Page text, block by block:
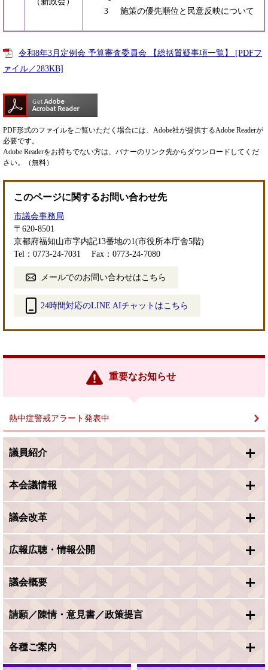
3 施策の優先順位と民意反映について
令和8年3月定例会 予算審査委員会 【総括質疑事項一覧】 [PDFフ
ァイル／283KB]
PDF形式のファイルをご覧いただく場合には、Adobe社が提供するAdobe Readerが
必要です。
Adobe Readerをお持ちでない方は、バナーのリンク先からダウンロードしてくだ
さい。（無料）
このページに関するお問い合わせ先
市議会事務局
〒620-8501
京都府福知山市字内記13番地の1(市役所本庁舎5階)
Tel：0773-24-7031
Fax：0773-24-7080
メールでのお問い合わせはこちら
24時間対応のLINE AIチャットはこちら
リ
重要なお知らせ
熱中症警戒アラート発表中
議員紹介
本会議情報
議会改革
広報広聴・情報公開
議会概要
請願／陳情・意見書／政策提言
各種ご案内